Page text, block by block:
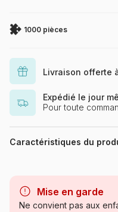
1000 pièces
Livraison offerte
Expédié le jour
Pour toute
Caractéristiques du
Catégorie
Mise en garde
Ne convient pas aux